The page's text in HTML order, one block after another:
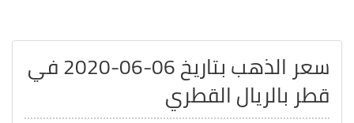
سعر الذهب بتاريخ 06-06-2020 في
قطر بالريال القطري